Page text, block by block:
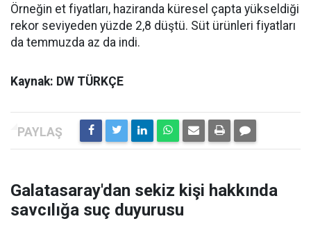
Örneğin et fiyatları, haziranda küresel çapta yükseldiği
rekor seviyeden yüzde 2,8 düştü. Süt ürünleri fiyatları
da temmuzda az da indi.
Kaynak: DW TÜRKÇE
Galatasaray'dan sekiz kişi hakkında
savcılığa suç duyurusu